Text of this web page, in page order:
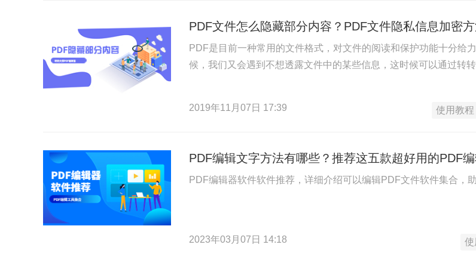
PDF文件怎么隐藏部分内容？PDF文件隐私信息加密
PDF是目前一种常用的文件格式，对文件的阅读和保护功能十分
候，我们又会遇到不想透露文件中的某些信息，这时候可以通过转
2019年11月07日 17:39 使用教程
PDF编辑文字方法有哪些？推荐这五款超好用的PDF
PDF编辑器软件软件推荐，详细介绍可以编辑PDF文件软件集合，
2023年03月07日 14:18 使